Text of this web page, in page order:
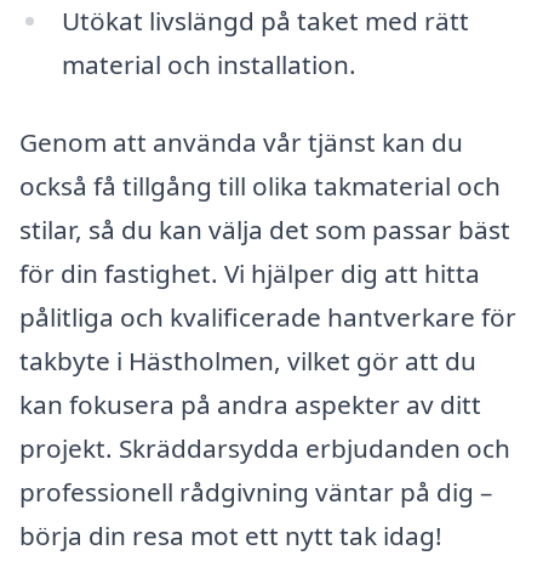
Utökat livslängd på taket med rätt
material och installation.
Genom att använda vår tjänst kan du
också få tillgång till olika takmaterial och
stilar, så du kan välja det som passar bäst
för din fastighet. Vi hjälper dig att hitta
pålitliga och kvalificerade hantverkare för
takbyte i Hästholmen, vilket gör att du
kan fokusera på andra aspekter av ditt
projekt. Skräddarsydda erbjudanden och
professionell rådgivning väntar på dig –
börja din resa mot ett nytt tak idag!